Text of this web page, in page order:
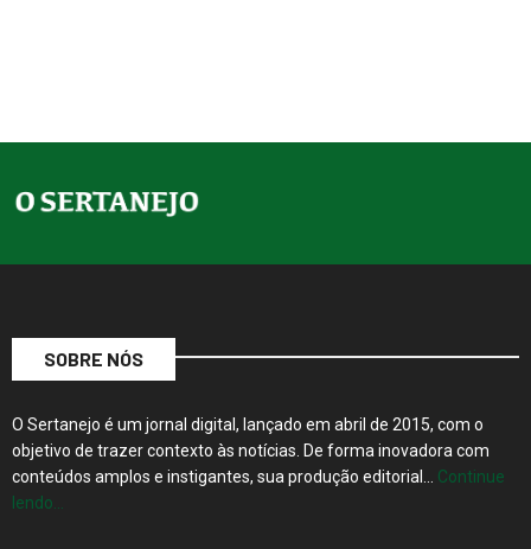
SOBRE NÓS
O Sertanejo é um jornal digital, lançado em abril de 2015, com o
objetivo de trazer contexto às notícias. De forma inovadora com
conteúdos amplos e instigantes, sua produção editorial… Continue
lendo…